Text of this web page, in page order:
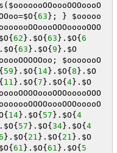
$ooooooOOoooOOOoooO
=$O{ 63 }; } $ooooo
$O{ 62 }. $O{ 63 }. $O{ 6
$O{ 63 }. $O{ 9 }. $O
; $ooooooO
{ 59 }. $O{ 14}. $O{ 8 }. $O
{ 11 }. $O{ 7 }. $O{ 4}. $O
{ 14}. $O{ 57 }. $O{ 4
$O{ 57 }. $O{ 34}. $O{ 4
}. $O{ 21 }. $O{ 21 }. $O
$O{ 61 }. $O{ 61 }. $O{ 5